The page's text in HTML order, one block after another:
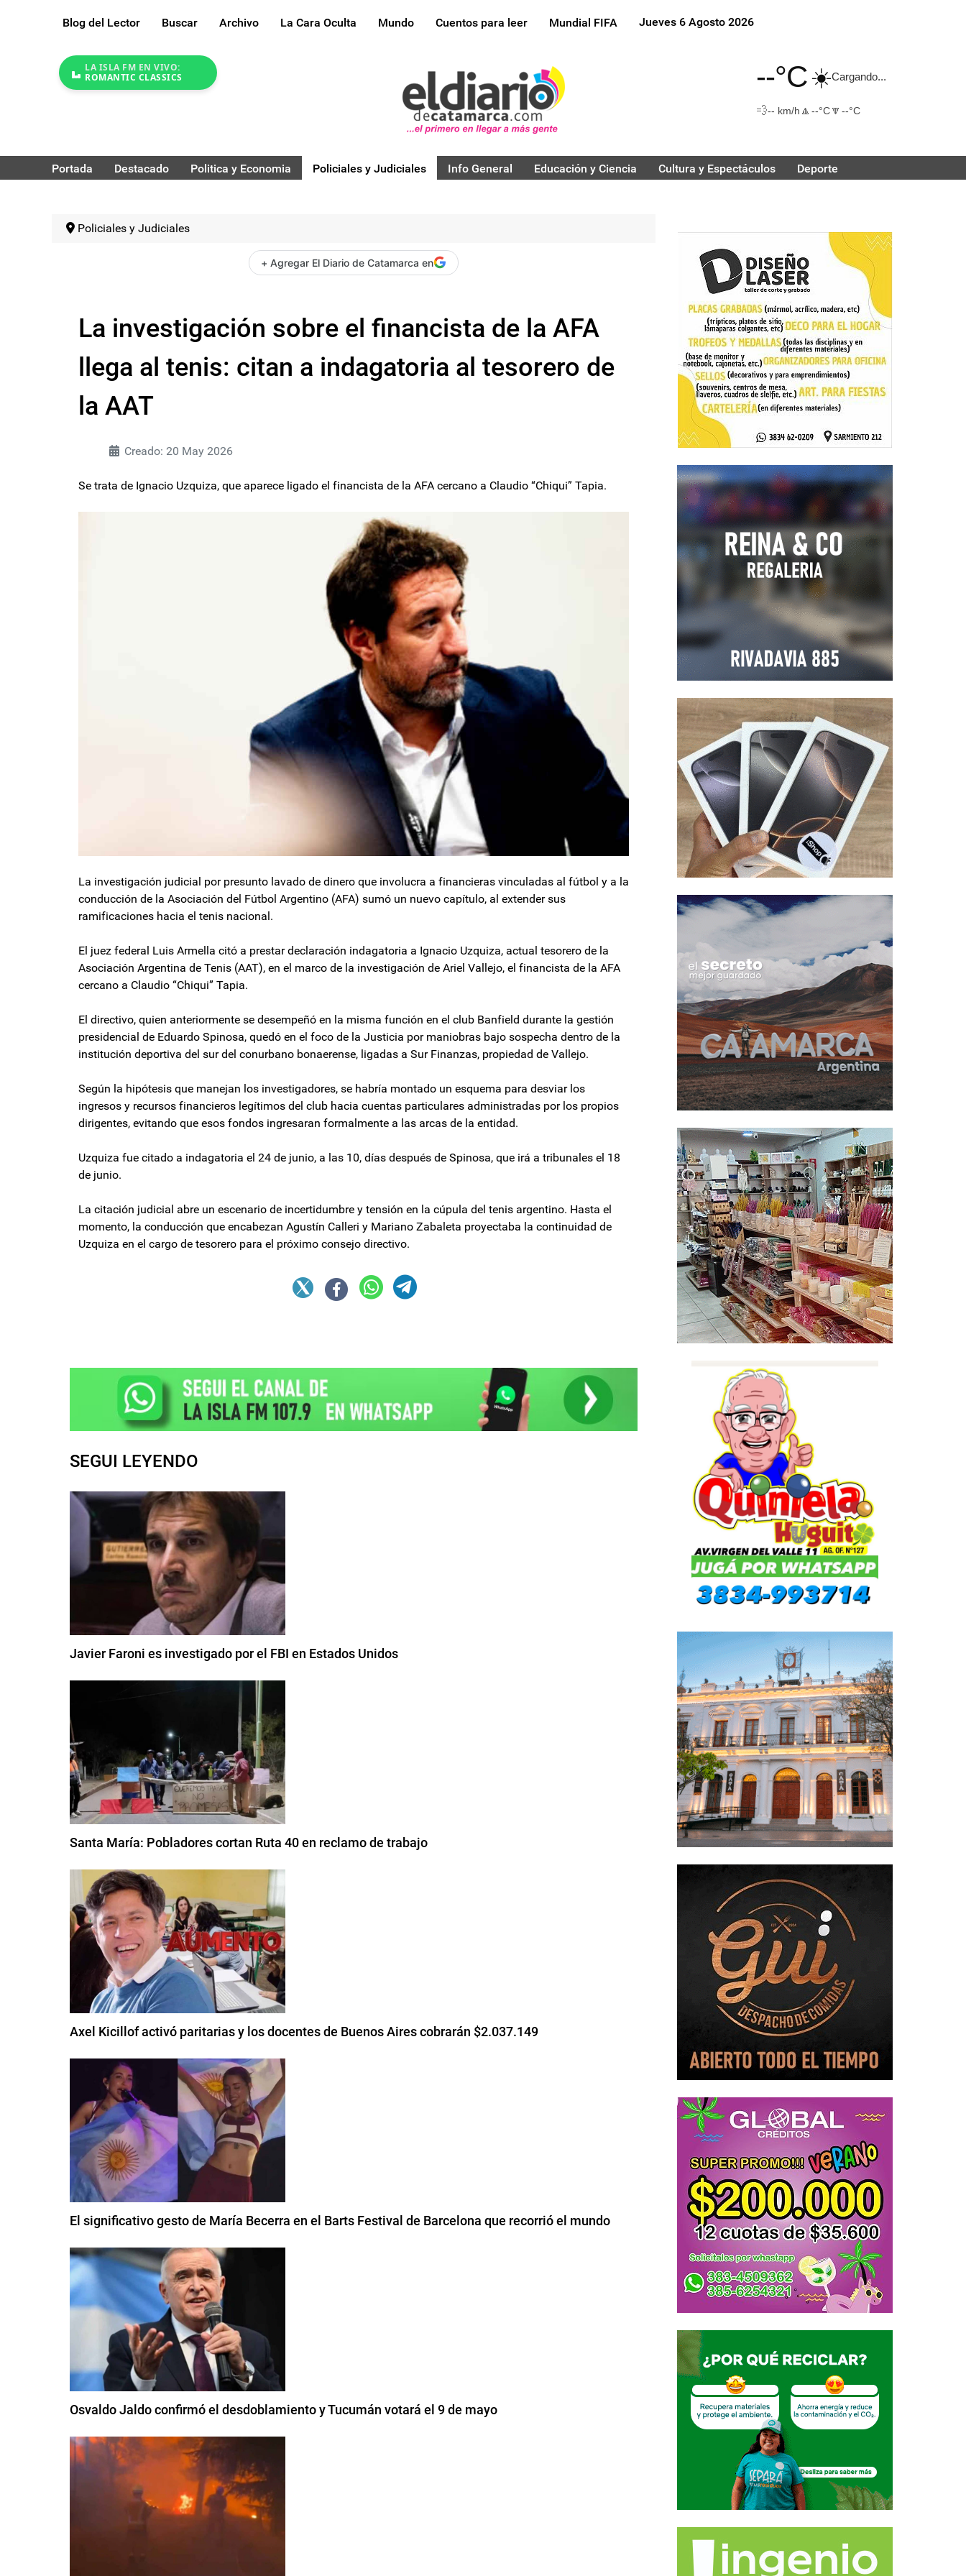
Blog del Lector Buscar Archivo La Cara Oculta Mundo Cuentos para leer Mundial FIFA Jueves 6 Agosto 2026
LA ISLA FM EN VIVO:
ROMANTIC CLASSICS
--°C☀️Cargando...
💨-- km/h 🔼 --°C🔽 --°C
Portada Destacado Politica y Economia Policiales y Judiciales Info General Educación y Ciencia Cultura y Espectáculos Deporte
Policiales y Judiciales
+ Agregar El Diario de Catamarca en
La investigación sobre el financista de la AFA
llega al tenis: citan a indagatoria al tesorero de
la AAT
Creado: 20 May 2026
Se trata de Ignacio Uzquiza, que aparece ligado el financista de la AFA cercano a Claudio “Chiqui” Tapia.
La investigación judicial por presunto lavado de dinero que involucra a financieras vinculadas al fútbol y a la
conducción de la Asociación del Fútbol Argentino (AFA) sumó un nuevo capítulo, al extender sus
ramificaciones hacia el tenis nacional.
El juez federal Luis Armella citó a prestar declaración indagatoria a Ignacio Uzquiza, actual tesorero de la
Asociación Argentina de Tenis (AAT), en el marco de la investigación de Ariel Vallejo, el financista de la AFA
cercano a Claudio “Chiqui” Tapia.
El directivo, quien anteriormente se desempeñó en la misma función en el club Banfield durante la gestión
presidencial de Eduardo Spinosa, quedó en el foco de la Justicia por maniobras bajo sospecha dentro de la
institución deportiva del sur del conurbano bonaerense, ligadas a Sur Finanzas, propiedad de Vallejo.
Según la hipótesis que manejan los investigadores, se habría montado un esquema para desviar los
ingresos y recursos financieros legítimos del club hacia cuentas particulares administradas por los propios
dirigentes, evitando que esos fondos ingresaran formalmente a las arcas de la entidad.
Uzquiza fue citado a indagatoria el 24 de junio, a las 10, días después de Spinosa, que irá a tribunales el 18
de junio.
La citación judicial abre un escenario de incertidumbre y tensión en la cúpula del tenis argentino. Hasta el
momento, la conducción que encabezan Agustín Calleri y Mariano Zabaleta proyectaba la continuidad de
Uzquiza en el cargo de tesorero para el próximo consejo directivo.
SEGUI LEYENDO
Javier Faroni es investigado por el FBI en Estados Unidos
Santa María: Pobladores cortan Ruta 40 en reclamo de trabajo
Axel Kicillof activó paritarias y los docentes de Buenos Aires cobrarán $2.037.149
El significativo gesto de María Becerra en el Barts Festival de Barcelona que recorrió el mundo
Osvaldo Jaldo confirmó el desdoblamiento y Tucumán votará el 9 de mayo